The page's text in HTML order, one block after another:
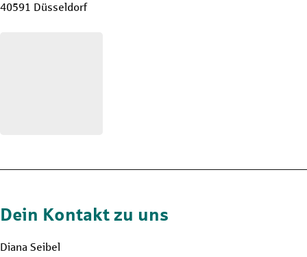
40591 Düsseldorf
Dein Kontakt zu uns
Diana Seibel